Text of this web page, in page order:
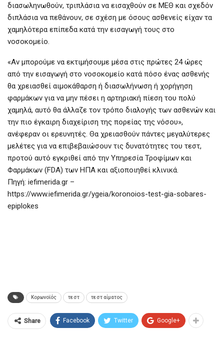
διασωληνωθούν, τριπλάσια να εισαχθούν σε ΜΕΘ και σχεδόν
διπλάσια να πεθάνουν, σε σχέση με όσους ασθενείς είχαν τα
χαμηλότερα επίπεδα κατά την εισαγωγή τους στο
νοσοκομείο.
«Αν μπορούμε να εκτιμήσουμε μέσα στις πρώτες 24 ώρες
από την εισαγωγή στο νοσοκομείο κατά πόσο ένας ασθενής
θα χρειασθεί αιμοκάθαρση ή διασωλήνωση ή χορήγηση
φαρμάκων για να μην πέσει η αρτηριακή πίεση του πολύ
χαμηλά, αυτό θα άλλαζε τον τρόπο διαλογής των ασθενών και
την πιο έγκαιρη διαχείριση της πορείας της νόσου»,
ανέφεραν οι ερευνητές. Θα χρειασθούν πάντες μεγαλύτερες
μελέτες για να επιβεβαιώσουν τις δυνατότητες του τεστ,
προτού αυτό εγκριθεί από την Υπηρεσία Τροφίμων και
Φαρμάκων (FDA) των ΗΠΑ και αξιοποιηθεί κλινικά.
Πηγή: iefimerida.gr –
https://www.iefimerida.gr/ygeia/koronoios-test-gia-sobares-
epiplokes
Κορωνοϊός τεστ τεστ αίματος
Share Facebook Twitter Google+